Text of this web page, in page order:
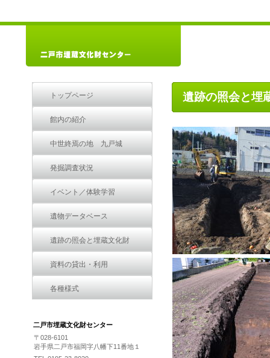
遺跡の照会と埋
トップページ
館内の紹介
中世終焉の地 九戸城
発掘調査状況
イベント／体験学習
遺物データベース
遺跡の照会と埋蔵文化財
資料の貸出・利用
各種様式
二戸市埋蔵文化財センター
〒028-6101
岩手県二戸市福岡字八幡下11番地１